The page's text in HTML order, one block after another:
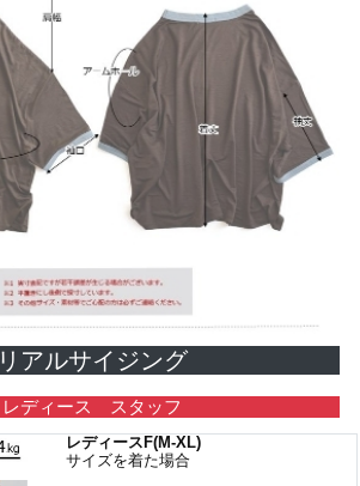
リアルサイジング
レディース スタッフ
レディースF(M-XL)
サイズを着た場合